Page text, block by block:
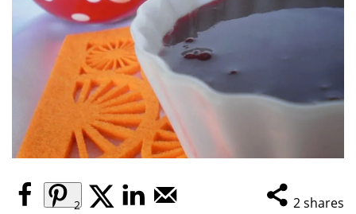
2shares
2